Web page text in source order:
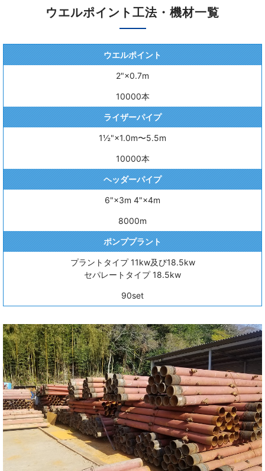
ウエルポイント工法・機材一覧
ウエルポイント
2"×0.7m
10000本
ライザーパイプ
1½"×1.0m〜5.5m
10000本
ヘッダーパイプ
6"×3m 4"×4m
8000m
ポンププラント
プラントタイプ 11kw及び18.5kw
セパレートタイプ 18.5kw
90set